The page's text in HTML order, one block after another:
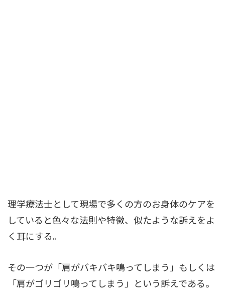
理学療法士として現場で多くの方のお身体のケアを
していると色々な法則や特徴、似たような訴えをよ
く耳にする。
その一つが「肩がバキバキ鳴ってしまう」もしくは
「肩がゴリゴリ鳴ってしまう」という訴えである。